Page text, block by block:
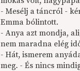
- Mesélj a táncról -
Emma bólintott.
- Anya azt mondja,
nem maradna elég
- Hát, ismerem
meg. - És nincs